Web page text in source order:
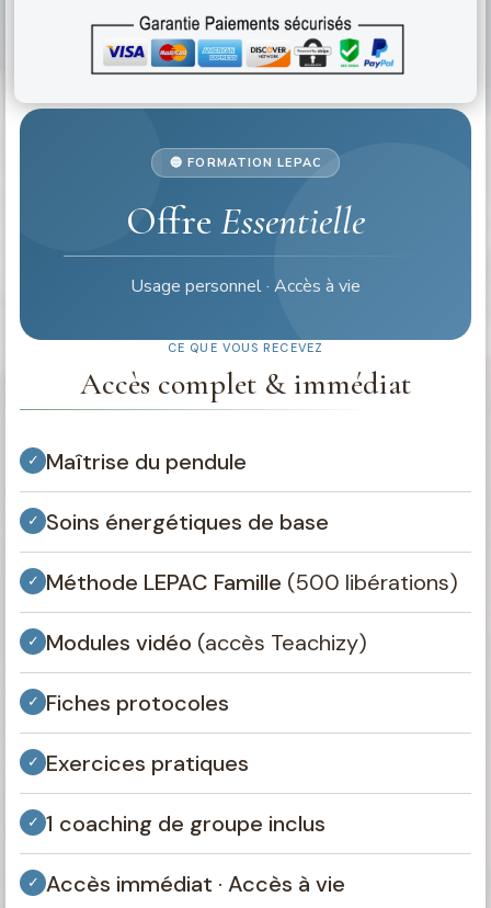
🔵 FORMATION LEPAC
Offre Essentielle
Usage personnel · Accès à vie
CE QUE VOUS RECEVEZ
Accès complet & immédiat
✓ Maîtrise du pendule
✓ Soins énergétiques de base
✓ Méthode LEPAC Famille (500 libérations)
✓ Modules vidéo (accès Teachizy)
✓ Fiches protocoles
✓ Exercices pratiques
✓ 1 coaching de groupe inclus
✓ Accès immédiat · Accès à vie